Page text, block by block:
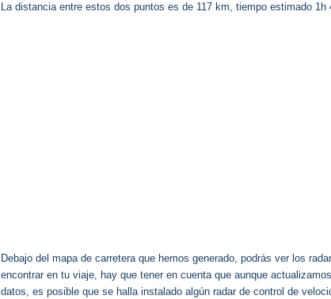
La distancia entre estos dos puntos es de 117 km, tiempo estimado 1h
Debajo del mapa de carretera que hemos generado, podrás ver los
encontrar en tu viaje, hay que tener en cuenta que aunque
datos, es posible que se halla instalado algún radar de control de